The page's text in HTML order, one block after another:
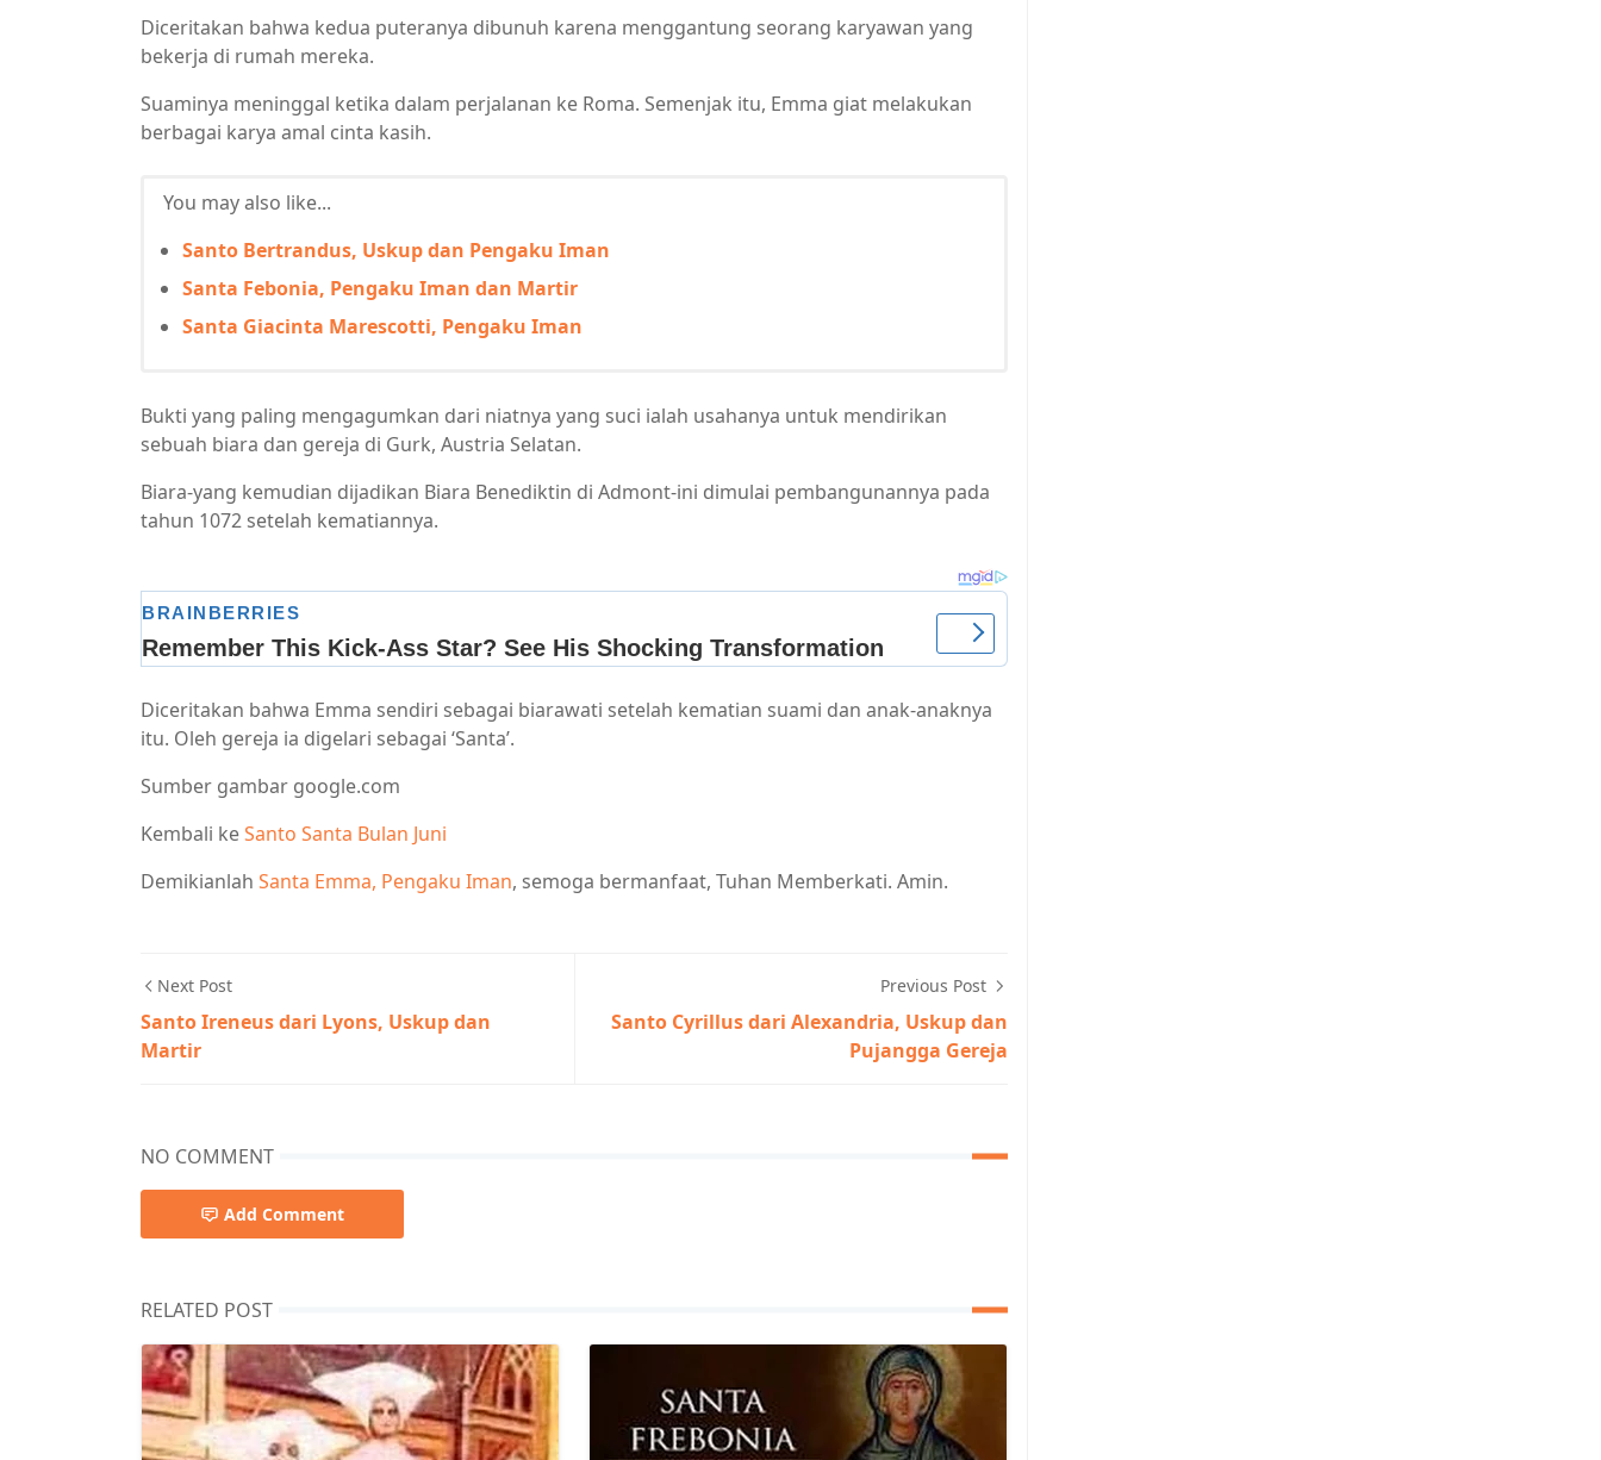
Diceritakan bahwa kedua puteranya dibunuh karena menggantung seorang karyawan yang
bekerja di rumah mereka.
Suaminya meninggal ketika dalam perjalanan ke Roma. Semenjak itu, Emma giat melakukan
berbagai karya amal cinta kasih.
You may also like...
Santo Bertrandus, Uskup dan Pengaku Iman
Santa Febonia, Pengaku Iman dan Martir
Santa Giacinta Marescotti, Pengaku Iman
Bukti yang paling mengagumkan dari niatnya yang suci ialah usahanya untuk mendirikan
sebuah biara dan gereja di Gurk, Austria Selatan.
Biara-yang kemudian dijadikan Biara Benediktin di Admont-ini dimulai pembangunannya pada
tahun 1072 setelah kematiannya.
Diceritakan bahwa Emma sendiri sebagai biarawati setelah kematian suami dan anak-anaknya
itu. Oleh gereja ia digelari sebagai ‘Santa’.
Sumber gambar google.com
Kembali keSanto Santa Bulan Juni
Demikianlah Santa Emma, Pengaku Iman, semoga bermanfaat, Tuhan Memberkati. Amin.
Next Post
Santo Ireneus dari Lyons, Uskup dan
Martir
Previous Post
Santo Cyrillus dari Alexandria, Uskup dan
Pujangga Gereja
NO COMMENT
Add Comment
RELATED POST